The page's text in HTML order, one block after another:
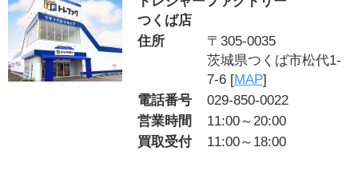
つくば店
住所
〒305-0035
茨城県つくば市松代1-
7-6 [MAP]
電話番号
029-850-0022
営業時間
11:00～20:00
買取受付
11:00～18:00